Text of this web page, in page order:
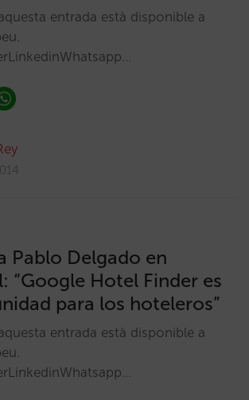
entrada està disponible a
Pablo Delgado en
“Google Hotel Finder es
para los hoteleros”
entrada està disponible a